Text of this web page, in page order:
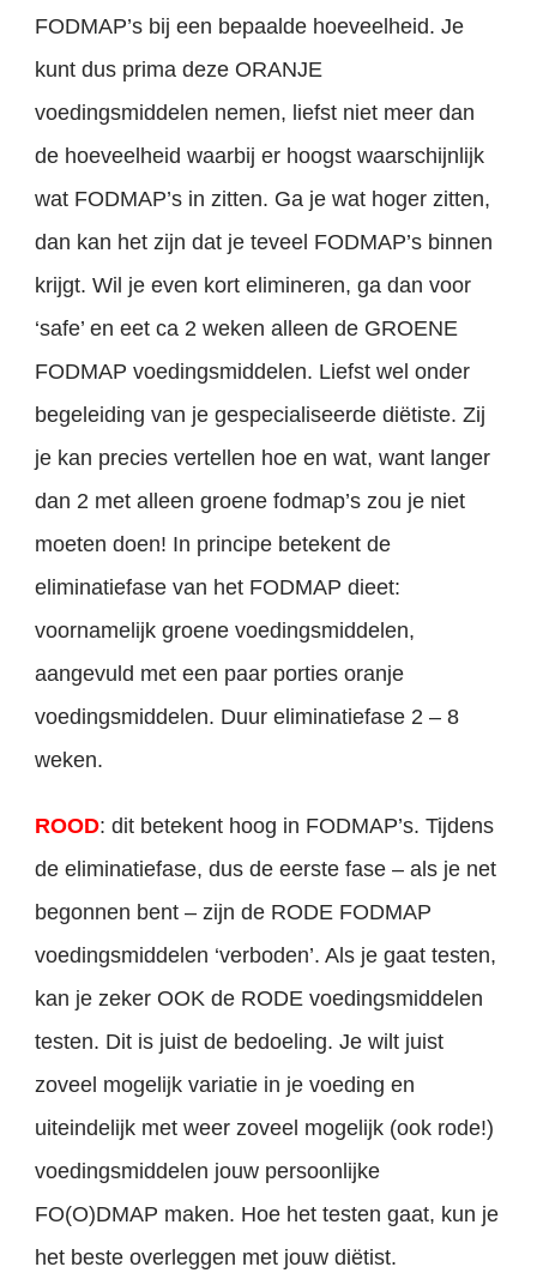
FODMAP’s bij een bepaalde hoeveelheid. Je
kunt dus prima deze ORANJE
voedingsmiddelen nemen, liefst niet meer dan
de hoeveelheid waarbij er hoogst waarschijnlijk
wat FODMAP’s in zitten. Ga je wat hoger zitten,
dan kan het zijn dat je teveel FODMAP’s binnen
krijgt. Wil je even kort elimineren, ga dan voor
‘safe’ en eet ca 2 weken alleen de GROENE
FODMAP voedingsmiddelen. Liefst wel onder
begeleiding van je gespecialiseerde diëtiste. Zij
je kan precies vertellen hoe en wat, want langer
dan 2 met alleen groene fodmap’s zou je niet
moeten doen! In principe betekent de
eliminatiefase van het FODMAP dieet:
voornamelijk groene voedingsmiddelen,
aangevuld met een paar porties oranje
voedingsmiddelen. Duur eliminatiefase 2 – 8
weken.
ROOD: dit betekent hoog in FODMAP’s. Tijdens
de eliminatiefase, dus de eerste fase – als je net
begonnen bent – zijn de RODE FODMAP
voedingsmiddelen ‘verboden’. Als je gaat testen,
kan je zeker OOK de RODE voedingsmiddelen
testen. Dit is juist de bedoeling. Je wilt juist
zoveel mogelijk variatie in je voeding en
uiteindelijk met weer zoveel mogelijk (ook rode!)
voedingsmiddelen jouw persoonlijke
FO(O)DMAP maken. Hoe het testen gaat, kun je
het beste overleggen met jouw diëtist.